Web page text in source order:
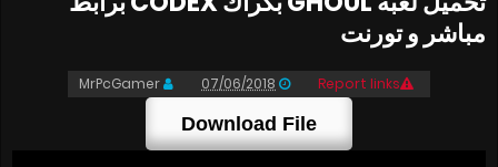
مباشر و تورنت
MrPcGamer 07/06/2018 Report links
Download File